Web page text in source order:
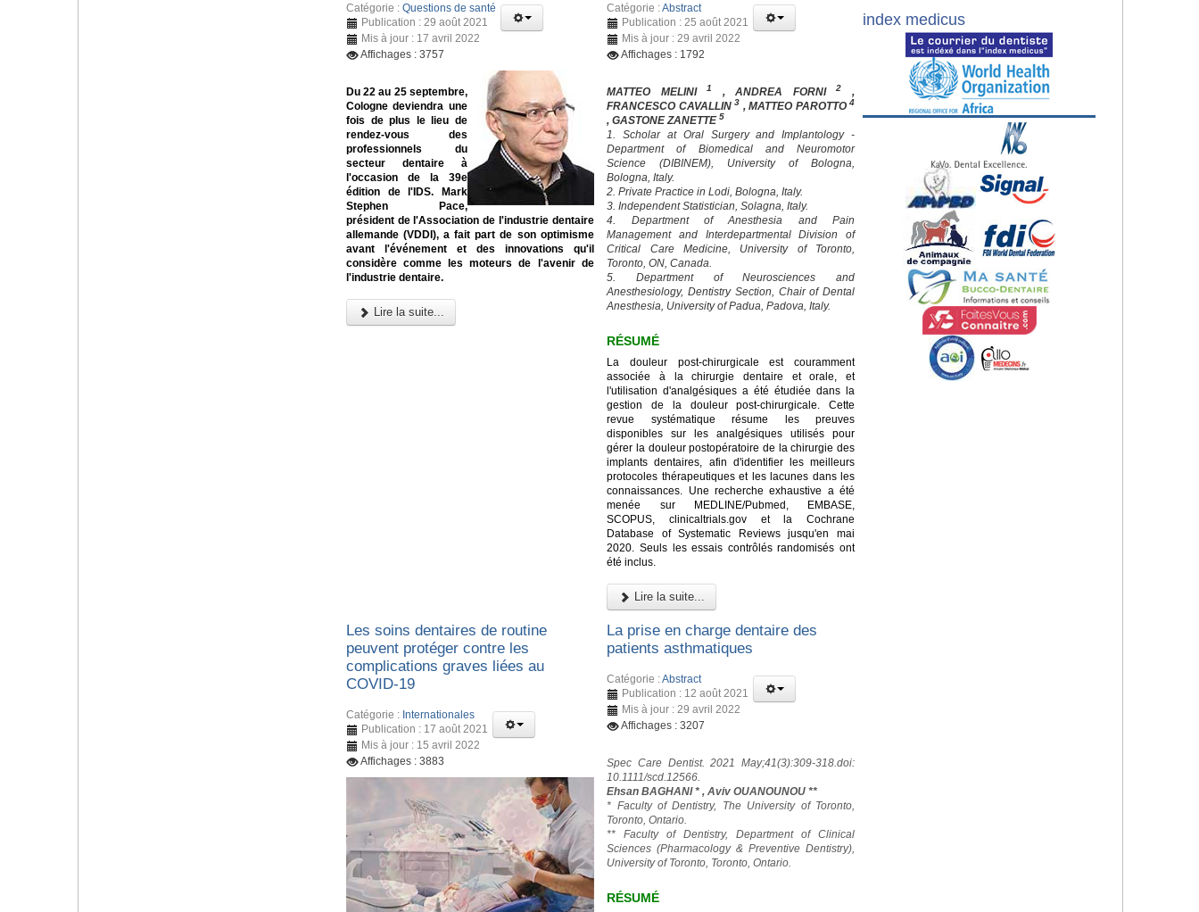
Catégorie : Questions de santé
Publication : 29 août 2021
Mis à jour : 17 avril 2022
Affichages : 3757
Du 22 au 25 septembre,
Cologne deviendra une
fois de plus le lieu de
rendez-vous des
professionnels du
secteur dentaire à
l'occasion de la 39e
édition de l'IDS. Mark
Stephen Pace,
président de l'Association de l'industrie dentaire
allemande (VDDI), a fait part de son optimisme
avant l'événement et des innovations qu'il
considère comme les moteurs de l'avenir de
l'industrie dentaire.
Lire la suite...
Catégorie :Abstract
Publication : 25 août 2021
Mis à jour : 29 avril 2022
Affichages : 1792
MATTEO MELINI1 , ANDREA FORNI2
,
FRANCESCO CAVALLIN3 , MATTEO PAROTTO 4
, GASTONE ZANETTE5
1. Scholar at Oral Surgery and Implantology -
Department of Biomedical and Neuromotor
Science (DIBINEM), University of Bologna,
Bologna, Italy.
2. Private Practice in Lodi, Bologna, Italy.
3. Independent Statistician, Solagna, Italy.
4. Department of Anesthesia and Pain
Management and Interdepartmental Division of
Critical Care Medicine, University of Toronto,
Toronto, ON, Canada.
5. Department of Neurosciences and
Anesthesiology, Dentistry Section, Chair of Dental
Anesthesia, University of Padua, Padova, Italy.
RÉSUMÉ
La douleur post-chirurgicale est couramment
associée à la chirurgie dentaire et orale, et
l'utilisation d'analgésiques a été étudiée dans la
gestion de la douleur post-chirurgicale. Cette
revue systématique résume les preuves
disponibles sur les analgésiques utilisés pour
gérer la douleur postopératoire de la chirurgie des
implants dentaires, afin d'identifier les meilleurs
protocoles thérapeutiques et les lacunes dans les
connaissances. Une recherche exhaustive a été
menée sur MEDLINE/Pubmed, EMBASE,
SCOPUS, clinicaltrials.gov et la Cochrane
Database of Systematic Reviews jusqu'en mai
2020. Seuls les essais contrôlés randomisés ont
été inclus.
Lire la suite...
Les soins dentaires de routine
peuvent protéger contre les
complications graves liées au
COVID-19
Catégorie : Internationales
Publication : 17 août 2021
Mis à jour : 15 avril 2022
Affichages : 3883
La prise en charge dentaire des
patients asthmatiques
Catégorie :Abstract
Publication : 12 août 2021
Mis à jour : 29 avril 2022
Affichages : 3207
Spec Care Dentist. 2021 May;41(3):309-318.doi:
10.1111/scd.12566.
Ehsan BAGHANI * , Aviv OUANOUNOU **
* Faculty of Dentistry, The University of Toronto,
Toronto, Ontario.
** Faculty of Dentistry, Department of Clinical
Sciences (Pharmacology & Preventive Dentistry),
University of Toronto, Toronto, Ontario.
RÉSUMÉ
index medicus